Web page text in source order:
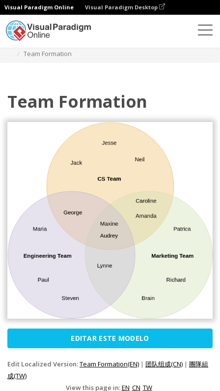
Visual Paradigm Online Visual Paradigm Desktop
Team Formation
Team Formation
EDITAR ESTE MODELO
Edit Localized Version:Team Formation(EN) | 团队组成(CN) | 團隊組
成(TW)
View this page in:EN CN TW